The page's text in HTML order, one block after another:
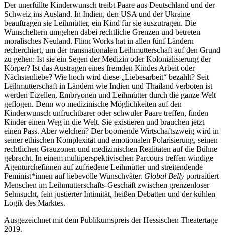
Der unerfüllte Kinderwunsch treibt Paare aus Deutschland und der
Schweiz ins Ausland. In Indien, den USA und der Ukraine
beauftragen sie Leihmütter, ein Kind für sie auszutragen. Die
Wunscheltern umgehen dabei rechtliche Grenzen und betreten
moralisches Neuland. Flinn Works hat in allen fünf Ländern
recherchiert, um der transnationalen Leihmutterschaft auf den Grund
zu gehen: Ist sie ein Segen der Medizin oder Kolonialisierung der
Körper? Ist das Austragen eines fremden Kindes Arbeit oder
Nächstenliebe? Wie hoch wird diese „Liebesarbeit“ bezahlt? Seit
Leihmutterschaft in Ländern wie Indien und Thailand verboten ist
werden Eizellen, Embryonen und Leihmütter durch die ganze Welt
geflogen. Denn wo medizinische Möglichkeiten auf den
Kinderwunsch unfruchtbarer oder schwuler Paare treffen, finden
Kinder einen Weg in die Welt. Sie existieren und brauchen jetzt
einen Pass. Aber welchen? Der boomende Wirtschaftszweig wird in
seiner ethischen Komplexität und emotionalen Polarisierung, seinen
rechtlichen Grauzonen und medizinischen Realitäten auf die Bühne
gebracht. In einem multiperspektivischen Parcours treffen windige
Agenturchefinnen auf zufriedene Leihmütter und streitendende
Feminist*innen auf liebevolle Wunschväter. Global Belly portraitiert
Menschen im Leihmutterschafts-Geschäft zwischen grenzenloser
Sehnsucht, fein justierter Intimität, heißen Debatten und der kühlen
Logik des Marktes.
Ausgezeichnet mit dem Publikumspreis der Hessischen Theatertage
2019.